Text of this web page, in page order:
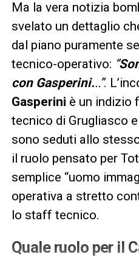
Ma la vera notizia
svelato un dettaglio
dal piano puramente
tecnico-operativo: “
con Gasperini...”.
Gasperini è un indizio
tecnico di Grugliasco e
sono seduti allo
il ruolo pensato per
semplice “uomo
operativa a stretto
lo staff tecnico.
Quale ruolo per il